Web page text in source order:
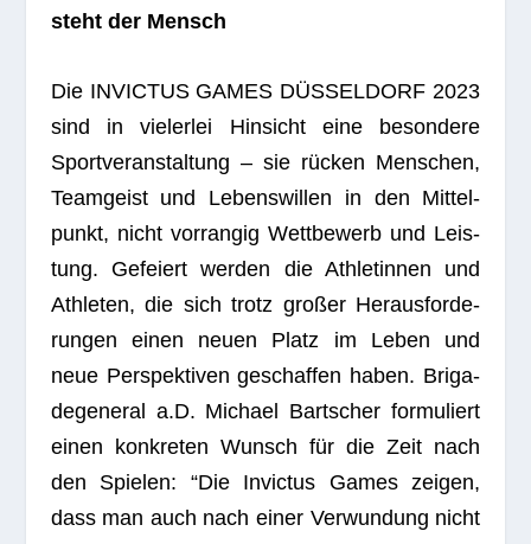
steht der Mensch
Die INVICTUS GAMES DÜSSELDORF 2023
sind in vie­ler­lei Hin­sicht eine beson­dere
Sport­ver­an­stal­tung – sie rücken Men­schen,
Team­geist und Lebens­wil­len in den Mit­tel­
punkt, nicht vor­ran­gig Wett­be­werb und Leis­
tung. Gefei­ert wer­den die Ath­le­tin­nen und
Ath­le­ten, die sich trotz gro­ßer Her­aus­for­de­
run­gen einen neuen Platz im Leben und
neue Per­spek­ti­ven geschaf­fen haben. Bri­ga­
de­ge­ne­ral a.D. Michael Bart­scher for­mu­liert
einen kon­kre­ten Wunsch für die Zeit nach
den Spie­len: “Die Invic­tus Games zei­gen,
dass man auch nach einer Ver­wun­dung nicht